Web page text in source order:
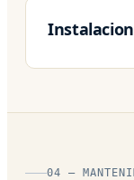
04 —